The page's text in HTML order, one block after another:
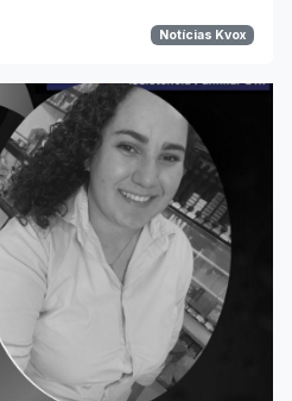
Notícias Kvox